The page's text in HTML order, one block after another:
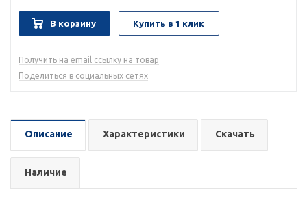
В корзину Купить в 1 клик
Получить на email ссылку на товар
Поделиться в социальных сетях
Описание Характеристики Скачать
Наличие